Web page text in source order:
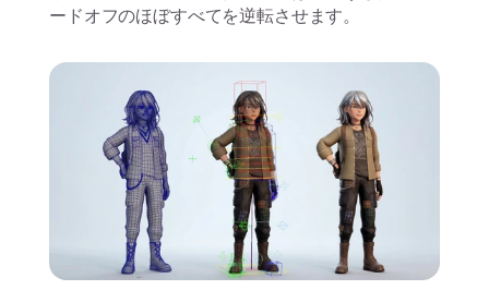
ードオフのほぼすべてを逆転させます。